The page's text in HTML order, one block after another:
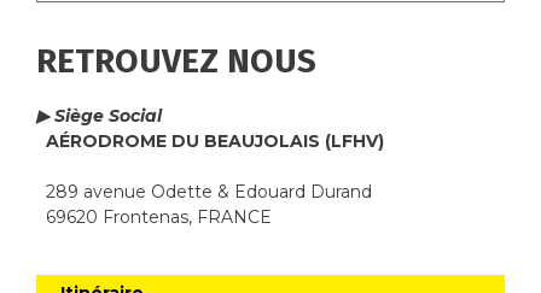
RETROUVEZ NOUS
▶ Siège Social
AÉRODROME DU BEAUJOLAIS (LFHV)
289 avenue Odette & Edouard Durand
69620 Frontenas, FRANCE